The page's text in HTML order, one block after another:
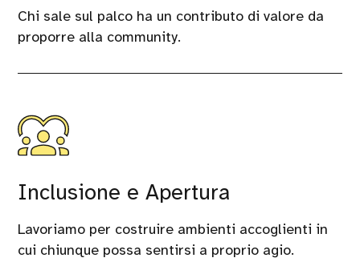
Chi sale sul palco ha un contributo di valore da
proporre alla community.
Inclusione e Apertura
Lavoriamo per costruire ambienti accoglienti in
cui chiunque possa sentirsi a proprio agio.